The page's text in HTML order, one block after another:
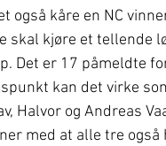
også kåre en NC
skal kjøre et tellende
Det er 17 påmeldte
kan det virke
Halvor og Andreas
med at alle tre